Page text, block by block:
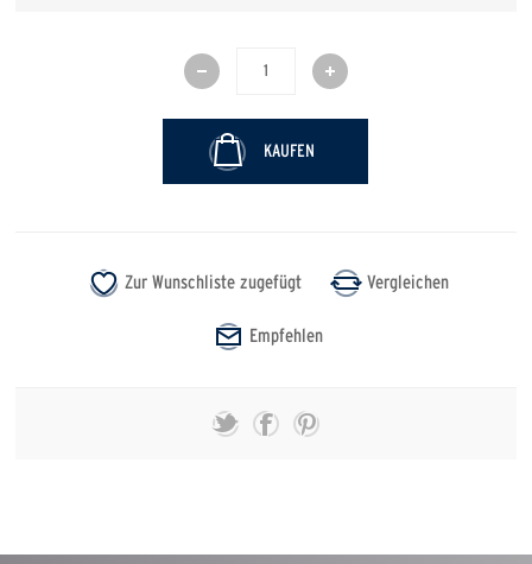
KAUFEN